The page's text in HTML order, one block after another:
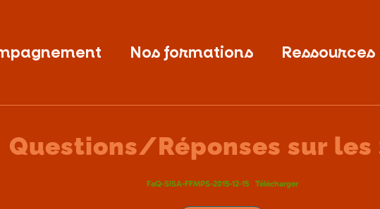
Nos formations
Questions/Réponses sur les
FaQ-SISA-FFMPS-2015-12-15 Télécharger